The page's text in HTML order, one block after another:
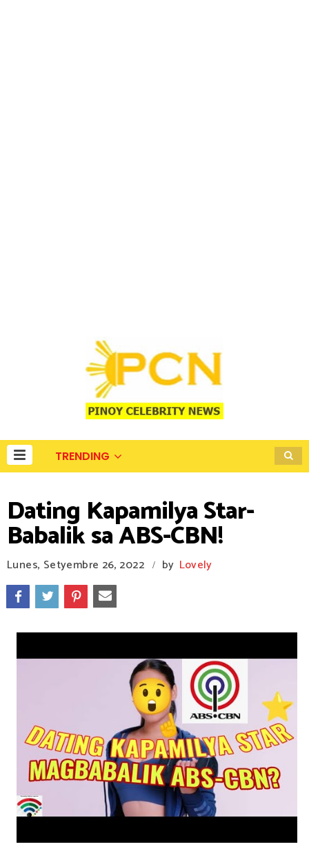
TRENDING
Dating Kapamilya Star-
Babalik sa ABS-CBN!
Lunes, Setyembre 26, 2022 / by Lovely